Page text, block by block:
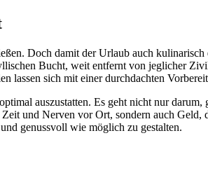
Doch damit der Urlaub auch
Bucht, weit entfernt von jeglicher
lassen sich mit einer durchdachten
auszustatten. Es geht nicht nur darum,
und Nerven vor Ort, sondern auch Geld,
genussvoll wie möglich zu gestalten.